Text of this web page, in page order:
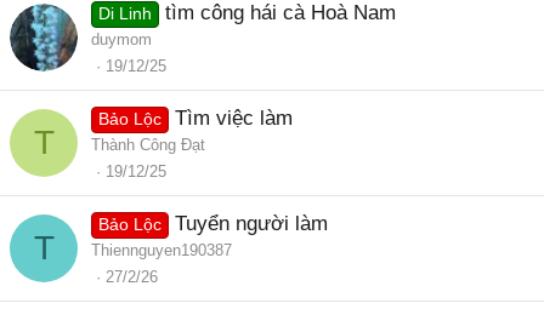
Di Linh tìm công hái cà Hoà Nam
duymom
19/12/25
T
Bảo Lộc Tìm việc làm
Thành Công Đạt
19/12/25
T
Bảo Lộc Tuyển người làm
Thiennguyen190387
27/2/26